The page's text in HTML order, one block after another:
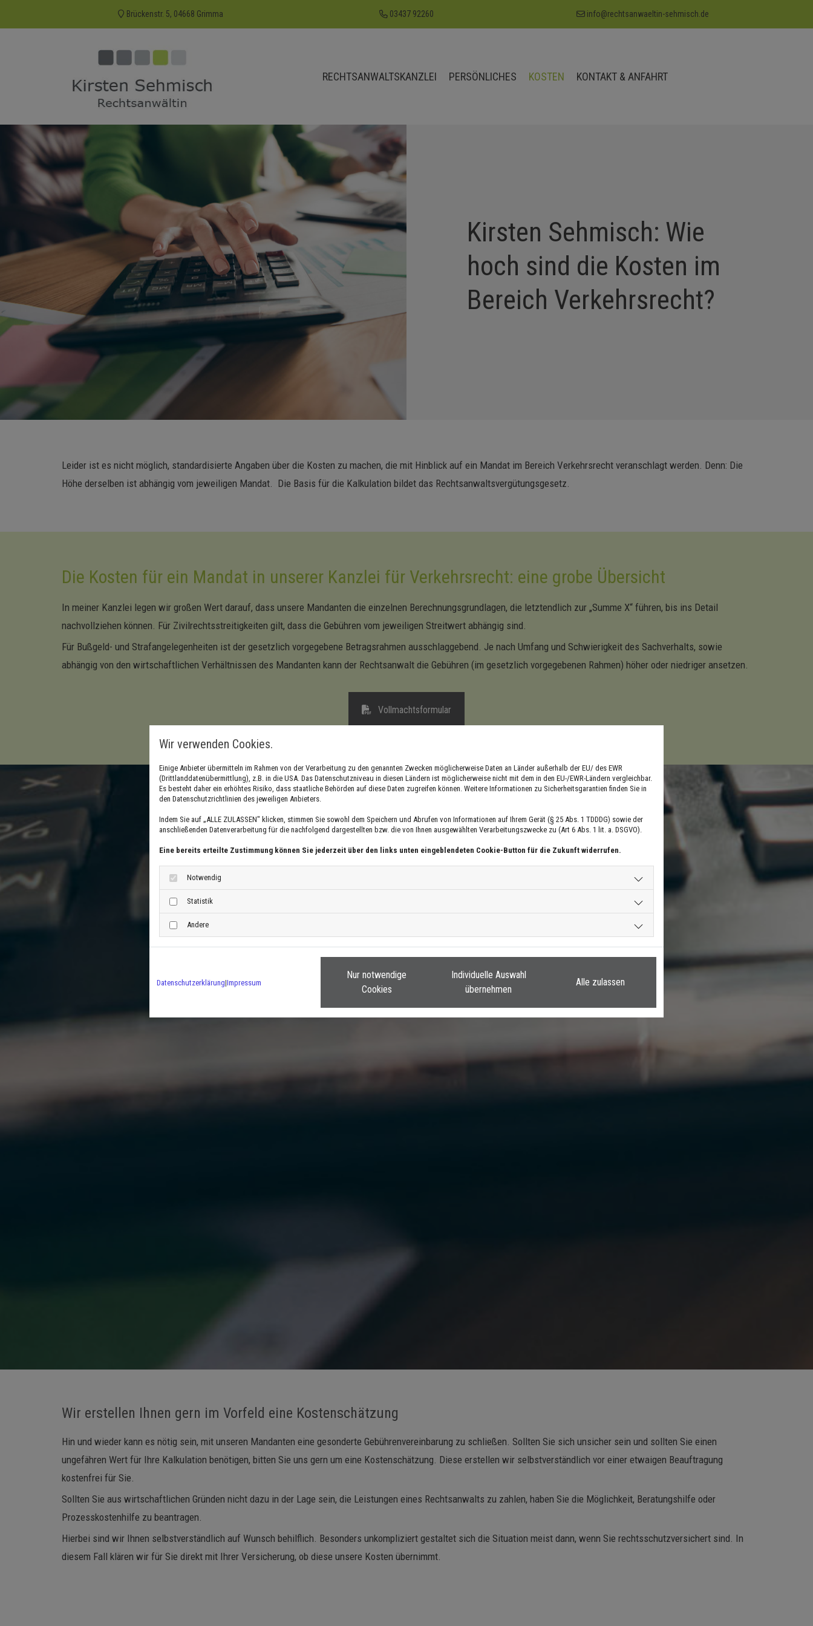
Brückenstr. 5, 04668 Grimma 03437 92260 info@rechtsanwaeltin-sehmisch.de
RECHTSANWALTSKANZLEI PERSÖNLICHES KOSTEN KONTAKT & ANFAHRT
Kirsten Sehmisch: Wie
hoch sind die Kosten im
Bereich Verkehrsrecht?
Leider ist es nicht möglich, standardisierte Angaben über die Kosten zu machen, die mit Hinblick auf ein Mandat im Bereich Verkehrsrecht veranschlagt werden. Denn: Die
Höhe derselben ist abhängig vom jeweiligen Mandat. Die Basis für die Kalkulation bildet das Rechtsanwaltsvergütungsgesetz.
Die Kosten für ein Mandat in unserer Kanzlei für Verkehrsrecht: eine grobe Übersicht
In meiner Kanzlei legen wir großen Wert darauf, dass unsere Mandanten die einzelnen Berechnungsgrundlagen, die letztendlich zur „Summe X“ führen, bis ins Detail
nachvollziehen können. Für Zivilrechtsstreitigkeiten gilt, dass die Gebühren vom jeweiligen Streitwert abhängig sind.
Für Bußgeld- und Strafangelegenheiten ist der gesetzlich vorgegebene Betragsrahmen ausschlaggebend. Je nach Umfang und Schwierigkeit des Sachverhalts, sowie
abhängig von den wirtschaftlichen Verhältnissen des Mandanten kann der Rechtsanwalt die Gebühren (im gesetzlich vorgegebenen Rahmen) höher oder niedriger ansetzen.
Vollmachtsformular
Wir erstellen Ihnen gern im Vorfeld eine Kostenschätzung
Hin und wieder kann es nötig sein, mit unseren Mandanten eine gesonderte Gebührenvereinbarung zu schließen. Sollten Sie sich unsicher sein und sollten Sie einen
ungefähren Wert für Ihre Kalkulation benötigen, bitten Sie uns gern um eine Kostenschätzung. Diese erstellen wir selbstverständlich vor einer etwaigen Beauftragung
kostenfrei für Sie.
Sollten Sie aus wirtschaftlichen Gründen nicht dazu in der Lage sein, die Leistungen eines Rechtsanwalts zu zahlen, haben Sie die Möglichkeit, Beratungshilfe oder
Prozesskostenhilfe zu beantragen.
Hierbei sind wir Ihnen selbstverständlich auf Wunsch behilflich. Besonders unkompliziert gestaltet sich die Situation meist dann, wenn Sie rechtsschutzversichert sind. In
diesem Fall klären wir für Sie direkt mit Ihrer Versicherung, ob diese unsere Kosten übernimmt.
Wir verwenden Cookies.
Einige Anbieter übermitteln im Rahmen von der Verarbeitung zu den genannten Zwecken möglicherweise Daten an Länder außerhalb der EU/ des EWR
(Drittlanddatenübermittlung), z.B. in die USA. Das Datenschutzniveau in diesen Ländern ist möglicherweise nicht mit dem in den EU-/EWR-Ländern vergleichbar.
Es besteht daher ein erhöhtes Risiko, dass staatliche Behörden auf diese Daten zugreifen können. Weitere Informationen zu Sicherheitsgarantien finden Sie in
den Datenschutzrichtlinien des jeweiligen Anbieters.
Indem Sie auf „ALLE ZULASSEN" klicken, stimmen Sie sowohl dem Speichern und Abrufen von Informationen auf Ihrem Gerät (§ 25 Abs. 1 TDDDG) sowie der
anschließenden Datenverarbeitung für die nachfolgend dargestellten bzw. die von Ihnen ausgewählten Verarbeitungszwecke zu (Art 6 Abs. 1 lit. a. DSGVO).
Eine bereits erteilte Zustimmung können Sie jederzeit über den links unten eingeblendeten Cookie-Button für die Zukunft widerrufen.
Notwendig
Statistik
Andere
Datenschutzerklärung|Impressum
Nur notwendige
Cookies
Individuelle Auswahl
übernehmen
Alle zulassen